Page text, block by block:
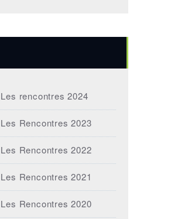
Les rencontres 2024
Les Rencontres 2023
Les Rencontres 2022
Les Rencontres 2021
Les Rencontres 2020